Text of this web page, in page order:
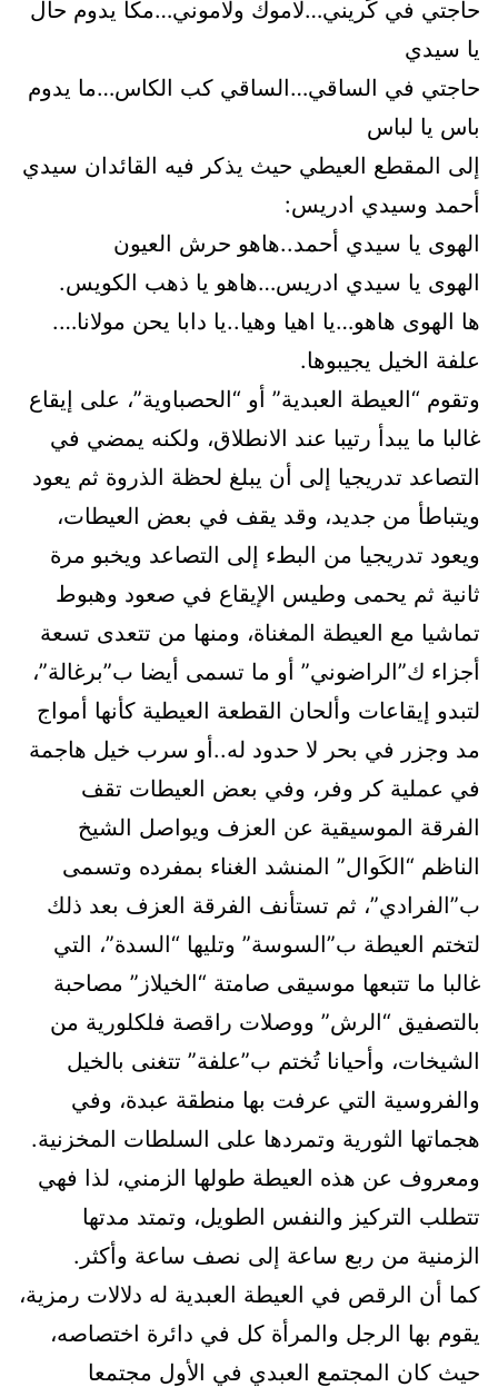
حاجتي في كَريني…لاموك ولاموني…مكا يدوم حال
يا سيدي
حاجتي في الساقي…الساقي كب الكاس…ما يدوم
باس يا لباس
إلى المقطع العيطي حيث يذكر فيه القائدان سيدي
أحمد وسيدي ادريس:
الهوى يا سيدي أحمد..هاهو حرش العيون
الهوى يا سيدي ادريس…هاهو يا ذهب الكويس.
ها الهوى هاهو…يا اهيا وهيا..يا دابا يحن مولانا….
علفة الخيل يجيبوها.
وتقوم “العيطة العبدية” أو “الحصباوية”، على إيقاع
غالبا ما يبدأ رتيبا عند الانطلاق، ولكنه يمضي في
التصاعد تدريجيا إلى أن يبلغ لحظة الذروة ثم يعود
ويتباطأ من جديد، وقد يقف في بعض العيطات،
ويعود تدريجيا من البطء إلى التصاعد ويخبو مرة
ثانية ثم يحمى وطيس الإيقاع في صعود وهبوط
تماشيا مع العيطة المغناة، ومنها من تتعدى تسعة
أجزاء ك”الراضوني” أو ما تسمى أيضا ب”برغالة”،
لتبدو إيقاعات وألحان القطعة العيطية كأنها أمواج
مد وجزر في بحر لا حدود له..أو سرب خيل هاجمة
في عملية كر وفر، وفي بعض العيطات تقف
الفرقة الموسيقية عن العزف ويواصل الشيخ
الناظم “الكَوال” المنشد الغناء بمفرده وتسمى
ب”الفرادي”، ثم تستأنف الفرقة العزف بعد ذلك
لتختم العيطة ب”السوسة” وتليها “السدة”، التي
غالبا ما تتبعها موسيقى صامتة “الخيلاز” مصاحبة
بالتصفيق “الرش” ووصلات راقصة فلكلورية من
الشيخات، وأحيانا تُختم ب”علفة” تتغنى بالخيل
والفروسية التي عرفت بها منطقة عبدة، وفي
هجماتها الثورية وتمردها على السلطات المخزنية.
ومعروف عن هذه العيطة طولها الزمني، لذا فهي
تتطلب التركيز والنفس الطويل، وتمتد مدتها
الزمنية من ربع ساعة إلى نصف ساعة وأكثر.
كما أن الرقص في العيطة العبدية له دلالات رمزية،
يقوم بها الرجل والمرأة كل في دائرة اختصاصه،
حيث كان المجتمع العبدي في الأول مجتمعا